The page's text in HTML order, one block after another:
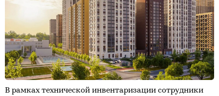
В рамках технической инвентаризации сотрудники